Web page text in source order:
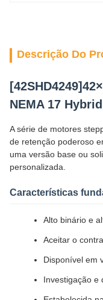
Descrição Do
NEMA 17
A série de motores
de retenção poderoso
uma versão base ou
personalizada.
Características
Alto binário e
Aceitar o
Disponível em
Investigação e